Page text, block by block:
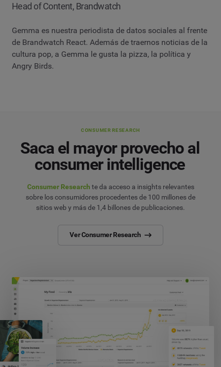
Head of Content, Brandwatch
Gemma es nuestra periodista de datos sociales al frente
de Brandwatch React. Además de traernos noticias de la
cultura pop, a Gemma le gusta la pizza, la política y
Angry Birds.
CONSUMER RESEARCH
Saca el mayor provecho al
consumer intelligence
Consumer Research te da acceso a insights relevantes
sobre los consumidores procedentes de 100 millones de
sitios web y más de 1,4 billones de publicaciones.
Ver Consumer Research